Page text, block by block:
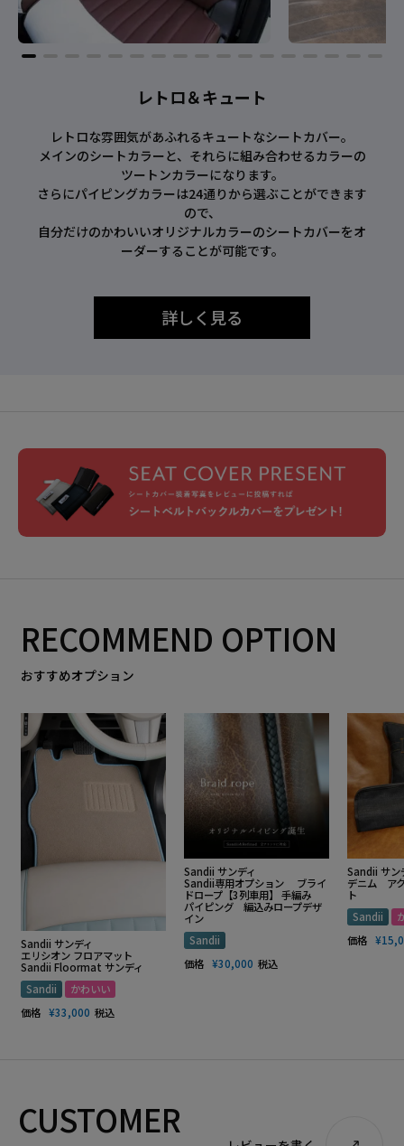
レトロ＆キュート
レトロな雰囲気があふれるキュートなシートカバー。
メインのシートカラーと、それらに組み合わせるカラーの
ツートンカラーになります。
さらにパイピングカラーは24通りから選ぶことができます
ので、
自分だけのかわいいオリジナルカラーのシートカバーをオ
ーダーすることが可能です。
詳しく見る
RECOMMEND OPTION
おすすめオプション
Sandii サンディ
エリシオン フロアマット
Sandii Floormat サンディ
Sandii
かわいい
価格 ¥33,000 税込
Sandii サンディ
Sandii専用オプション ブライ
ドロープ【3列車用】 手編み
パイピング 編込みロープデザ
イン
Sandii
価格 ¥30,000 税込
Sandii サン
デニム ア
ト
Sandii
価格 ¥
CUSTOMER